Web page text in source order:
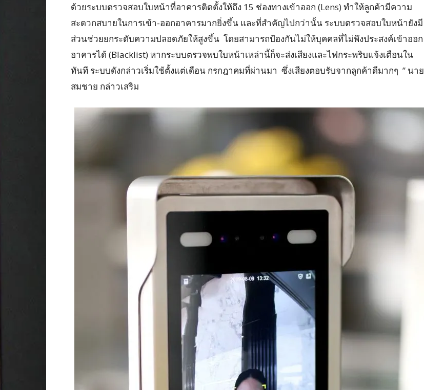
ด้วยระบบตรวจสอบใบหน้าที่อาคารติดตั้งให้ถึง 15 ช่องทางเข้าออก (Lens) ทำให้ลูกค้ามีความ
สะดวกสบายในการเข้า-ออกอาคารมากยิ่งขึ้น และที่สำคัญไปกว่านั้น ระบบตรวจสอบใบหน้ายังมี
ส่วนช่วยยกระดับความปลอดภัยให้สูงขึ้น โดยสามารถป้องกันไม่ให้บุคคลที่ไม่พึงประสงค์เข้าออก
อาคารได้ (Blacklist) หากระบบตรวจพบใบหน้าเหล่านี้ก็จะส่งเสียงและไฟกระพริบแจ้งเตือนใน
ทันที ระบบดังกล่าวเริ่มใช้ตั้งแต่เดือน กรกฎาคมที่ผ่านมา ซึ่งเสียงตอบรับจากลูกค้าดีมากๆ ” นาย
สมชาย กล่าวเสริม